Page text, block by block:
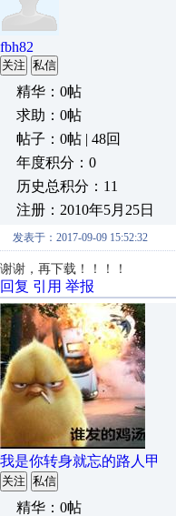
fbh82
关注 私信
精华：0帖
求助：0帖
帖子：0帖 | 48回
年度积分：0
历史总积分：11
注册：2010年5月25日
发表于：2017-09-09 15:52:32
谢谢，再下载！！！！
回复 引用 举报
我是你转身就忘的路人甲
关注 私信
精华：0帖